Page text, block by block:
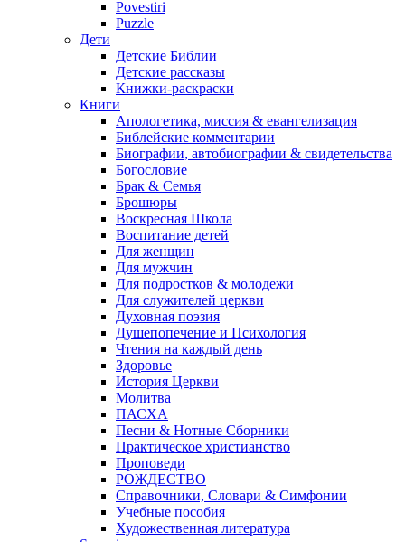
Povestiri
Puzzle
Дети
Детские Библии
Детские рассказы
Книжки-раскраски
Книги
Апологетика, миссия & евангелизация
Библейские комментарии
Биографии, автобиографии & свидетельства
Богословие
Брак & Семья
Брошюры
Воскресная Школа
Воспитание детей
Для женщин
Для мужчин
Для подростков & молодежи
Для служителей церкви
Духовная поэзия
Душепопечение и Психология
Чтения на каждый день
Здоровье
История Церкви
Молитва
ПАСХА
Песни & Нотные Сборники
Практическое христианство
Проповеди
РОЖДЕСТВО
Справочники, Словари & Симфонии
Учебные пособия
Художественная литература